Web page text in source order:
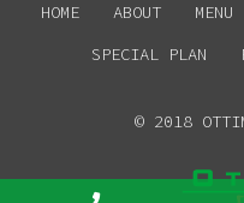
HOME ABOUT MENU
SPECIAL PLAN
© 2018